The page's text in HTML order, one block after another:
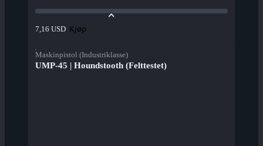
7,16 USD Kjøp
Maskinpistol (Industriklasse)
UMP-45 | Houndstooth (Felttestet)